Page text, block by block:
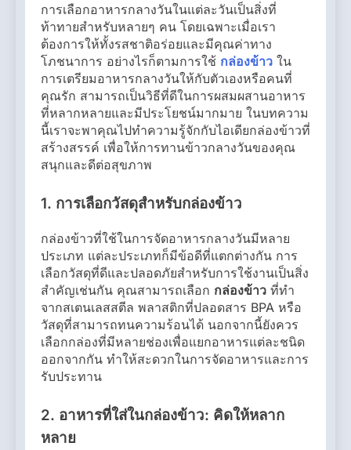
การเลือกอาหารกลางวันในแต่ละวันเป็นสิ่งที่
ท้าทายสำหรับหลายๆ คน โดยเฉพาะเมื่อเรา
ต้องการให้ทั้งรสชาติอร่อยและมีคุณค่าทาง
โภชนาการ อย่างไรก็ตามการใช้ กล่องข้าว ใน
การเตรียมอาหารกลางวันให้กับตัวเองหรือคนที่
คุณรัก สามารถเป็นวิธีที่ดีในการผสมผสานอาหาร
ที่หลากหลายและมีประโยชน์มากมาย ในบทความ
นี้เราจะพาคุณไปทำความรู้จักกับไอเดียกล่องข้าวที่
สร้างสรรค์ เพื่อให้การทานข้าวกลางวันของคุณ
สนุกและดีต่อสุขภาพ
1. การเลือกวัสดุสำหรับกล่องข้าว
กล่องข้าวที่ใช้ในการจัดอาหารกลางวันมีหลาย
ประเภท แต่ละประเภทก็มีข้อดีที่แตกต่างกัน การ
เลือกวัสดุที่ดีและปลอดภัยสำหรับการใช้งานเป็นสิ่ง
สำคัญเช่นกัน คุณสามารถเลือก กล่องข้าว ที่ทำ
จากสเตนเลสสตีล พลาสติกที่ปลอดสาร BPA หรือ
วัสดุที่สามารถทนความร้อนได้ นอกจากนี้ยังควร
เลือกกล่องที่มีหลายช่องเพื่อแยกอาหารแต่ละชนิด
ออกจากกัน ทำให้สะดวกในการจัดอาหารและการ
รับประทาน
2. อาหารที่ใส่ในกล่องข้าว: คิดให้หลาก
หลาย